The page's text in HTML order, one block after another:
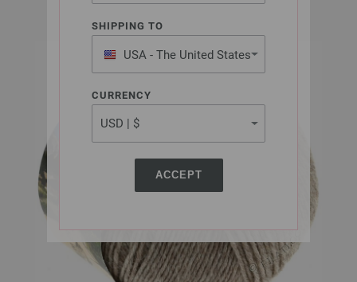
SHIPPING TO
USA - The United States
of America
CURRENCY
ACCEPT